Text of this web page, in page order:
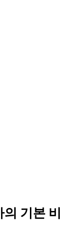
기본 비